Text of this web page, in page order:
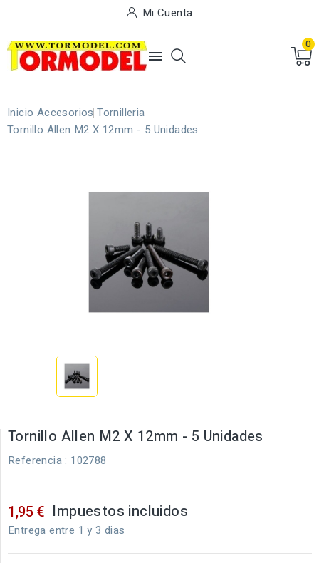
Mi Cuenta

0
Inicio Accesorios Tornilleria
Tornillo Allen M2 X 12mm - 5 Unidades
Tornillo Allen M2 X 12mm - 5 Unidades
Referencia : 102788
1,95 € Impuestos incluidos
Entrega entre 1 y 3 dias